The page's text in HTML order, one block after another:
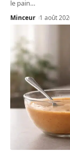
le pain…
Minceur 1 août